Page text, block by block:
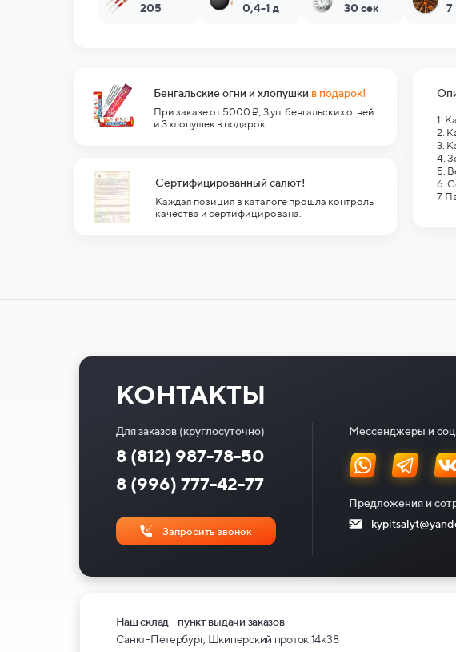
205
0,4-1 д
30 сек
7
Бенгальские огни и хлопушки в подарок!
При заказе от 5000 ₽, 3 уп. бенгальских огней
и 3 хлопушек в подарок.
Сертифицированный салют!
Каждая позиция в каталоге прошла контроль
качества и сертифицирована.
1.
2.
3.
4.
5.
6.
7.
КОНТАКТЫ
Для заказов (круглосуточно)
8 (996) 777-42-77
8 (812) 987-78-50
Запросить звонок
Мессенджеры и
Предложения и
Наш склад - пункт выдачи заказов
Санкт-Петербург, Шкиперский проток 14к38